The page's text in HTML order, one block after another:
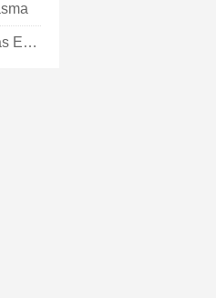
Um Tour Secreto De Compras Em Florença